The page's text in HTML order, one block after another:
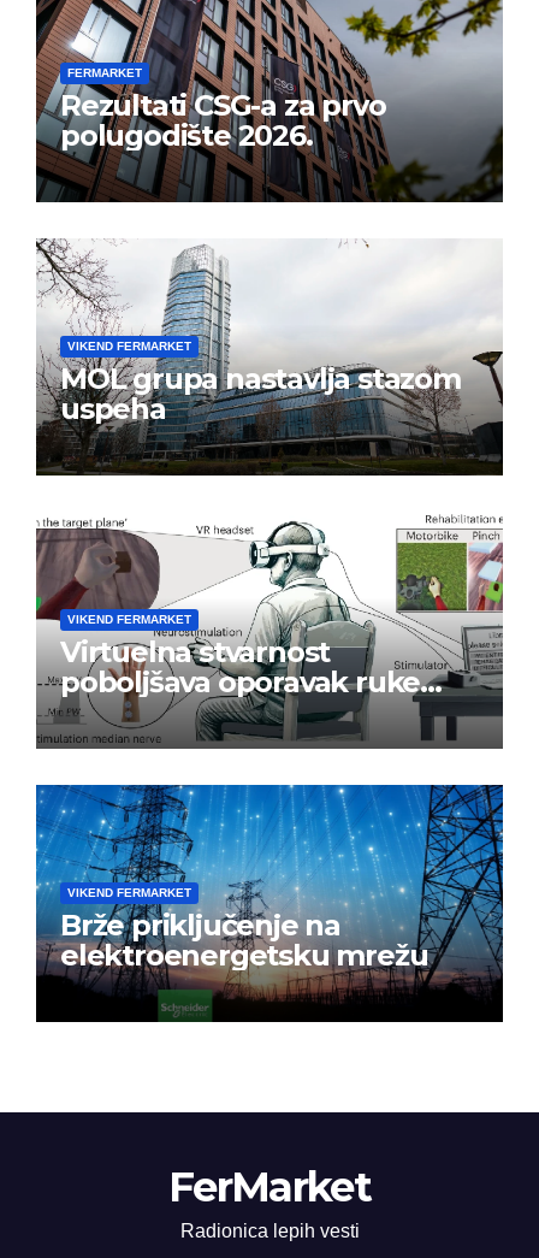
FERMARKET
Rezultati CSG-a za prvo
polugodište 2026.
VIKEND FERMARKET
MOL grupa nastavlja stazom
uspeha
VIKEND FERMARKET
Virtuelna stvarnost
poboljšava oporavak ruke
nakon moždanog udara
VIKEND FERMARKET
Brže priključenje na
elektroenergetsku mrežu
FerMarket
Radionica lepih vesti